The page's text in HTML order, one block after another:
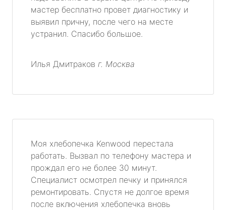
мастер бесплатно провет диагностику и
выявил причну, после чего на месте
устранил. Спасибо большое.
Илья Дмитраков г. Москва
Моя хлебопечка Kenwood перестала
работать. Вызвал по телефону мастера и
прождал его не более 30 минут.
Специалист осмотрел печку и принялся
ремонтировать. Спустя не долгое время
после включения хлебопечка вновь